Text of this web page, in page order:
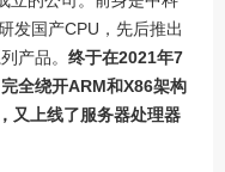
发国产CPU ，先后推出
产品。 终于在2021年7
全绕开ARM和X86架构
又上线了服务器处理器